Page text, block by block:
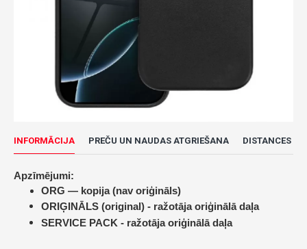
INFORMĀCIJA PREČU UN NAUDAS ATGRIEŠANA DISTANCES
Apzīmējumi:
ORG — kopija (nav oriģināls)
ORIĢINĀLS (original) - ražotāja oriģinālā daļa
SERVICE PACK - ražotāja oriģinālā daļa